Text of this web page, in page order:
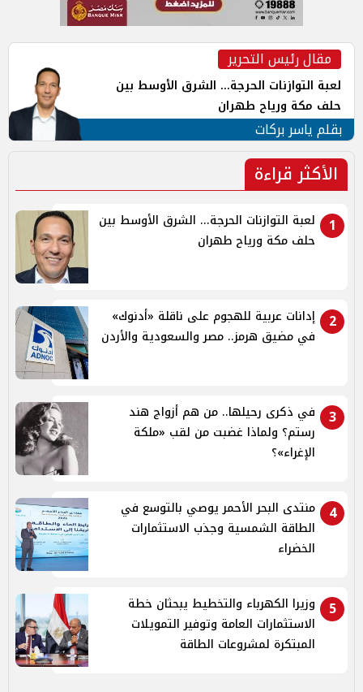
مقال رئيس التحرير
لعبة التوازنات الحرجة... الشرق الأوسط بين
حلف مكة ورياح طهران
بقلم ياسر بركات
الأكثر قراءة
1
لعبة التوازنات الحرجة... الشرق الأوسط بين
حلف مكة ورياح طهران
2
إدانات عربية للهجوم على ناقلة «أدنوك»
في مضيق هرمز.. مصر والسعودية والأردن
3
في ذكرى رحيلها.. من هم أزواج هند
رستم؟ ولماذا غضبت من لقب «ملكة
الإغراء»؟
4
منتدى البحر الأحمر يوصي بالتوسع في
الطاقة الشمسية وجذب الاستثمارات
الخضراء
5
وزيرا الكهرباء والتخطيط يبحثان خطة
الاستثمارات العامة وتوفير التمويلات
المبتكرة لمشروعات الطاقة